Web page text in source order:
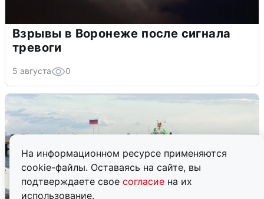
На информационном ресурсе применяются
cookie-файлы. Оставаясь на сайте, вы
подтверждаете свое согласие на их
использование.
Взрывы в Воронеже после сигнала
тревоги
5 августа 0